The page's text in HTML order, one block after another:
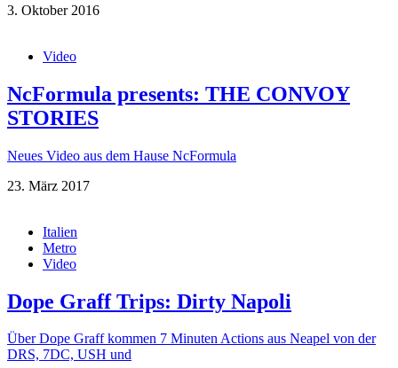
3. Oktober 2016
Video
NcFormula presents: THE CONVOY
STORIES
Neues Video aus dem Hause NcFormula
23. März 2017
Italien
Metro
Video
Dope Graff Trips: Dirty Napoli
Über Dope Graff kommen 7 Minuten Actions aus Neapel von der
DRS, 7DC, USH und